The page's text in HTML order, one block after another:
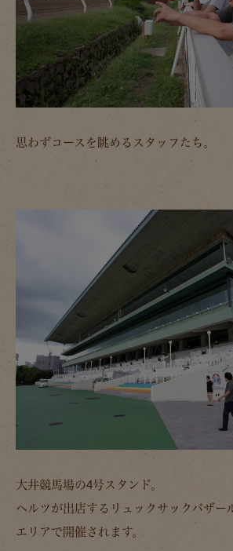
思わずコースを眺めるスタッフたち。
大井競馬場の4号スタンド。
ヘルツが出店するリュックサックバザー
エリアで開催されます。